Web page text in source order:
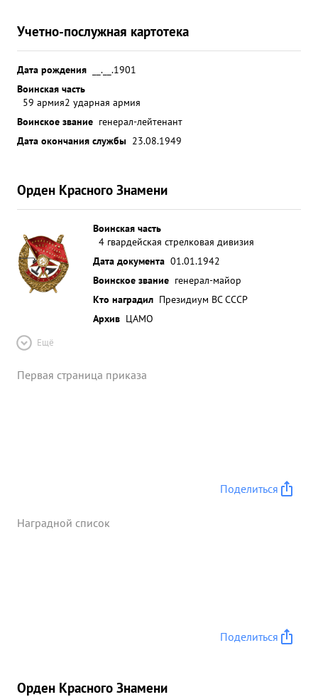
Учетно-послужная картотека
Дата рождения
__.__.1901
Воинская часть
59 армия2 ударная армия
Воинское звание генерал-лейтенант
Дата окончания службы 23.08.1949
Орден Красного Знамени
Воинская часть
4 гвардейская стрелковая дивизия
Дата документа 01.01.1942
Воинское звание генерал-майор
Кто наградил Президиум ВС СССР
Архив ЦАМО
Ещё
Первая страница приказа
Поделиться
Наградной список
Поделиться
Орден Красного Знамени